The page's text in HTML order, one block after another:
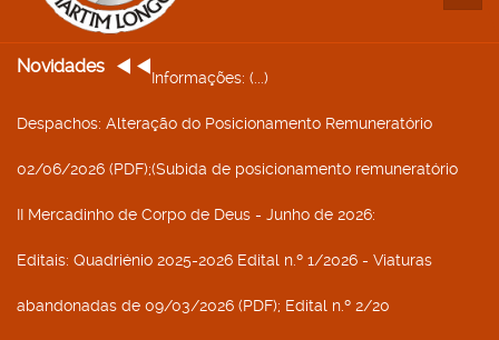
Novidades
Informações: (...)
Despachos: Alteração do Posicionamento Remuneratório
02/06/2026 (PDF);(Subida de posicionamento remuneratório
II Mercadinho de Corpo de Deus - Junho de 2026:
Editais: Quadriénio 2025-2026 Edital n.º 1/2026 - Viaturas
abandonadas de 09/03/2026 (PDF); Edital n.º 2/20